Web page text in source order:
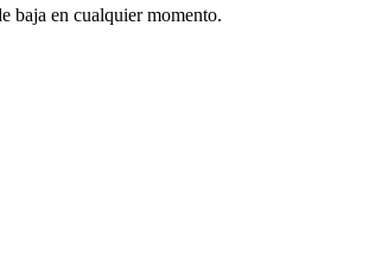
baja en cualquier momento.